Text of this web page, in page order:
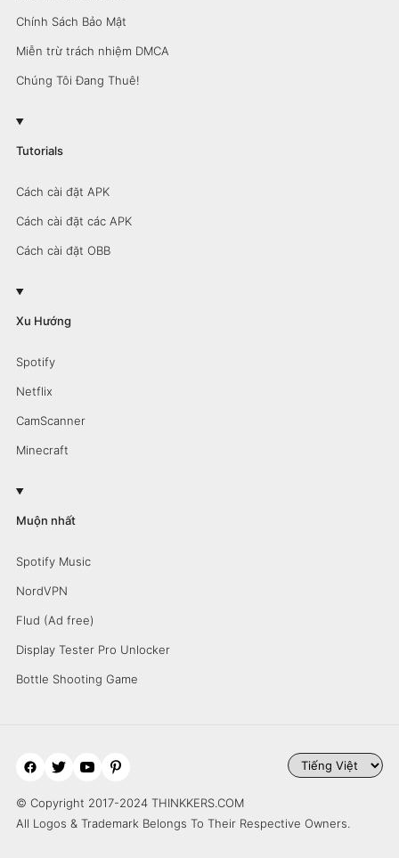
Chính Sách Bảo Mật
Miễn trừ trách nhiệm DMCA
Chúng Tôi Đang Thuê!
Tutorials
Cách cài đặt APK
Cách cài đặt các APK
Cách cài đặt OBB
Xu Hướng
Spotify
Netflix
CamScanner
Minecraft
Muộn nhất
Spotify Music
NordVPN
Flud (Ad free)
Display Tester Pro Unlocker
Bottle Shooting Game
© Copyright 2017-2024 THINKKERS.COM
All Logos & Trademark Belongs To Their Respective Owners.